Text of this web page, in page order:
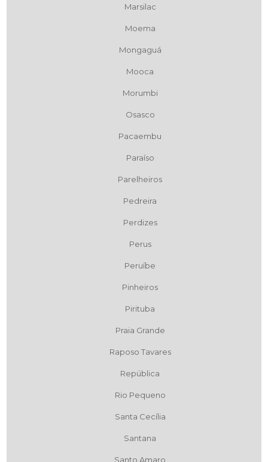
Marsilac
Moema
Mongaguá
Mooca
Morumbi
Osasco
Pacaembu
Paraíso
Parelheiros
Pedreira
Perdizes
Perus
Peruíbe
Pinheiros
Pirituba
Praia Grande
Raposo Tavares
República
Rio Pequeno
Santa Cecília
Santana
Santo Amaro